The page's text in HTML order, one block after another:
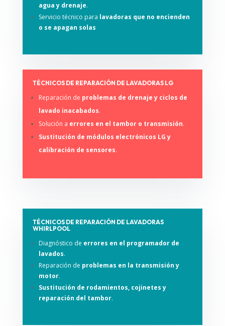
agua y drenaje.
Servicio técnico para lavadoras que no encienden
o se apagan solas
TÉCNICOS DE REPARACIÓN DE LAVADORAS LG
Reparación de problemas de drenaje y ciclos de
lavado inacabados.
Solución a errores en el tambor o transmisión.
Sustitución de módulos electrónicos LG y
calibración de sensores.
TÉCNICOS DE REPARACIÓN DE LAVADORAS
WHIRLPOOL
Diagnóstico de errores en el programador de
lavados.
Reparación de problemas en la transmisión y
motor.
Sustitución de rodamientos, cojinetes y
reparación del tambor.